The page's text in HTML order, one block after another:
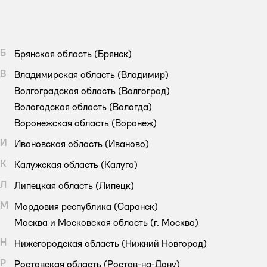
Б Брянская область (Брянск)
В
Владимирская область (Владимир)
Волгоградская область (Волгоград)
Вологодская область (Вологда)
Воронежская область (Воронеж)
И
Ивановская область (Иваново)
К
Калужская область (Калуга)
Л
Липецкая область (Липецк)
М
Мордовия республика (Саранск)
Москва и Московская область (г. Москва)
Н
Нижегородская область (Нижний Новгород)
Р
Ростовская область (Ростов-на-Дону)